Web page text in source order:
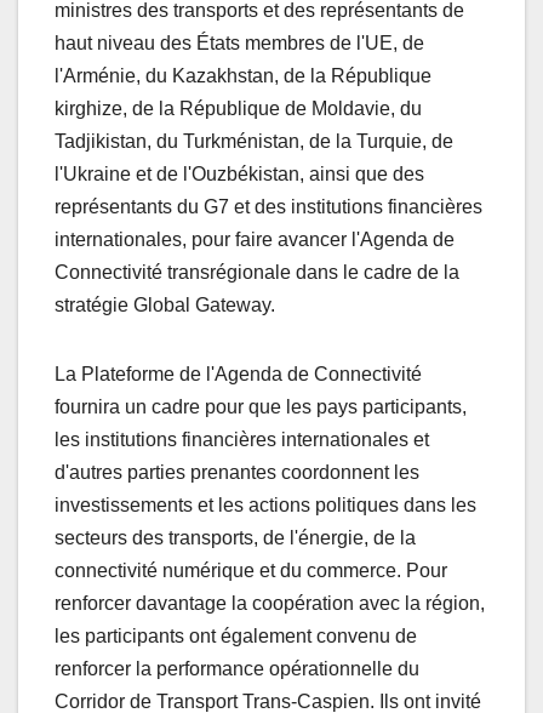
ministres des transports et des représentants de
haut niveau des États membres de l'UE, de
l'Arménie, du Kazakhstan, de la République
kirghize, de la République de Moldavie, du
Tadjikistan, du Turkménistan, de la Turquie, de
l'Ukraine et de l'Ouzbékistan, ainsi que des
représentants du G7 et des institutions financières
internationales, pour faire avancer l'Agenda de
Connectivité transrégionale dans le cadre de la
stratégie Global Gateway.
La Plateforme de l'Agenda de Connectivité
fournira un cadre pour que les pays participants,
les institutions financières internationales et
d'autres parties prenantes coordonnent les
investissements et les actions politiques dans les
secteurs des transports, de l'énergie, de la
connectivité numérique et du commerce. Pour
renforcer davantage la coopération avec la région,
les participants ont également convenu de
renforcer la performance opérationnelle du
Corridor de Transport Trans-Caspien. Ils ont invité